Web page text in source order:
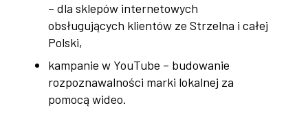
– dla sklepów internetowych
obsługujących klientów ze Strzelna i całej
Polski,
kampanie w YouTube – budowanie
rozpoznawalności marki lokalnej za
pomocą wideo.